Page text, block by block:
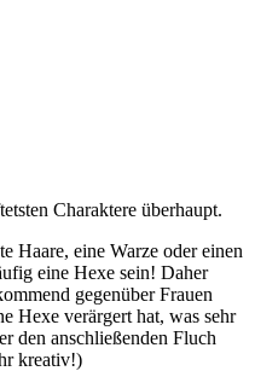
Charaktere überhaupt.
Haare, eine Warze oder einen
eine Hexe sein! Daher
gegenüber Frauen
Hexe verärgert hat, was sehr
den anschließenden Fluch
kreativ!)